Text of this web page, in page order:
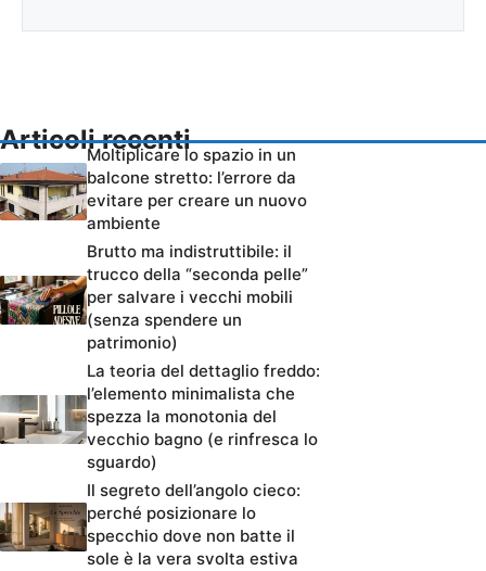
Articoli recenti
Moltiplicare lo spazio in un
balcone stretto: l’errore da
evitare per creare un nuovo
ambiente
Brutto ma indistruttibile: il
trucco della “seconda pelle”
per salvare i vecchi mobili
(senza spendere un
patrimonio)
La teoria del dettaglio freddo:
l’elemento minimalista che
spezza la monotonia del
vecchio bagno (e rinfresca lo
sguardo)
Il segreto dell’angolo cieco:
perché posizionare lo
specchio dove non batte il
sole è la vera svolta estiva